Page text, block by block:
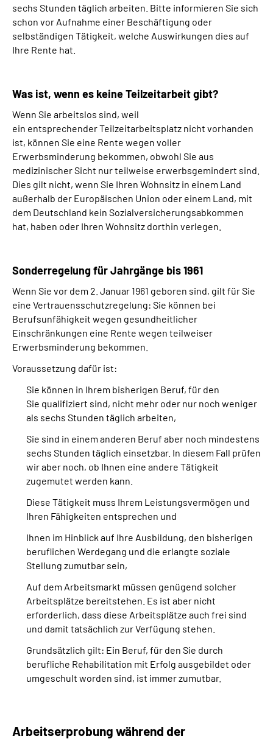
sechs Stunden täglich arbeiten. Bitte informieren Sie sich
schon vor Aufnahme einer Beschäftigung oder
selbständigen Tätigkeit, welche Auswirkungen dies auf
Ihre Rente hat.
Was ist, wenn es keine Teilzeitarbeit gibt?
Wenn Sie arbeitslos sind, weil
ein entsprechender Teilzeitarbeitsplatz nicht vorhanden
ist, können Sie eine Rente wegen voller
Erwerbsminderung bekommen, obwohl Sie aus
medizinischer Sicht nur teilweise erwerbsgemindert sind.
Dies gilt nicht, wenn Sie Ihren Wohnsitz in einem Land
außerhalb der Europäischen Union oder einem Land, mit
dem Deutschland kein Sozialversicherungsabkommen
hat, haben oder Ihren Wohnsitz dorthin verlegen.
Sonderregelung für Jahrgänge bis 1961
Wenn Sie vor dem 2. Januar 1961 geboren sind, gilt für Sie
eine Vertrauensschutzregelung: Sie können bei
Berufsunfähigkeit wegen gesundheitlicher
Einschränkungen eine Rente wegen teilweiser
Erwerbsminderung bekommen.
Voraussetzung dafür ist:
Sie können in Ihrem bisherigen Beruf, für den
Sie qualifiziert sind, nicht mehr oder nur noch weniger
als sechs Stunden täglich arbeiten,
Sie sind in einem anderen Beruf aber noch mindestens
sechs Stunden täglich einsetzbar. In diesem Fall prüfen
wir aber noch, ob Ihnen eine andere Tätigkeit
zugemutet werden kann.
Diese Tätigkeit muss Ihrem Leistungsvermögen und
Ihren Fähigkeiten entsprechen und
Ihnen im Hinblick auf Ihre Ausbildung, den bisherigen
beruflichen Werdegang und die erlangte soziale
Stellung zumutbar sein,
Auf dem Arbeitsmarkt müssen genügend solcher
Arbeitsplätze bereitstehen. Es ist aber nicht
erforderlich, dass diese Arbeitsplätze auch frei sind
und damit tatsächlich zur Verfügung stehen.
Grundsätzlich gilt: Ein Beruf, für den Sie durch
berufliche Rehabilitation mit Erfolg ausgebildet oder
umgeschult worden sind, ist immer zumutbar.
Arbeitserprobung während der